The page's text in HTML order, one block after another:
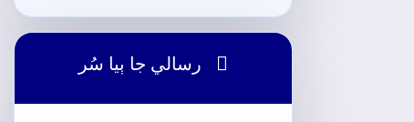
 رسالي جا ٻيا سُر